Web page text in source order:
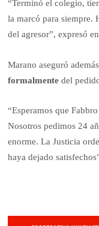
“Terminó el colegio,
la marcó para siempre.
del agresor”, expresó
Marano aseguró
formalmentedel
“Esperamos que
Nosotros pedimos 24
enorme. La Justicia
haya dejado